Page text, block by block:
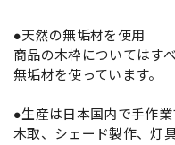
●天然の無垢材を使用
商品の木枠についてはす
無垢材を使っています。
●生産は日本国内で手作業
木取、シェード製作、灯